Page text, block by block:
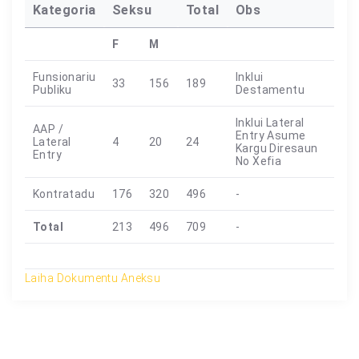
Kategoria Seksu Total Obs
F M
Funsionariu
Publiku
33 156 189
Inklui
Destamentu
AAP /
Lateral
Entry
4 20 24
Inklui Lateral
Entry Asume
Kargu Diresaun
No Xefia
Kontratadu 176 320 496 -
Total 213 496 709 -
Laiha Dokumentu Aneksu